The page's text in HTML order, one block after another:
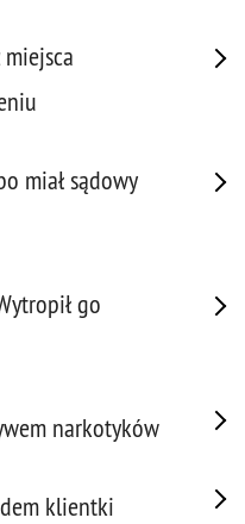
miał sądowy
go
narkotyków
klientki